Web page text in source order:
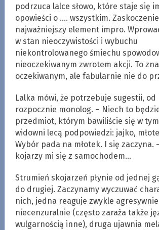
podrzuca lalce słowo, które staje się
opowieści o …. wszystkim.
najważniejszy element impro.
w stan nieoczywistości i wybuchu
niekontrolowanego śmiechu
nieoczekiwanym zwrotem akcji. To
oczekiwanym, ale fabularnie nie do
Lalka mówi, że potrzebuje sugestii,
rozpocznie monolog. – Niech to
przedmiot, którym bawiliście się w
widowni lecą podpowiedzi: jajko,
Wybór pada na młotek. I się zaczyna.
kojarzy mi się z samochodem…
Strumień skojarzeń płynie od jednej
do drugiej. Zaczynamy wyczuwać
nich, jedna reaguje zwykle
niecenzuralnie (często zaraża także
wulgarnością inne), druga ujawnia